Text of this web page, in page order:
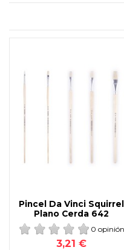
Pincel Da Vinci Squirrel
Plano Cerda 642
0 opinión
3,21 €